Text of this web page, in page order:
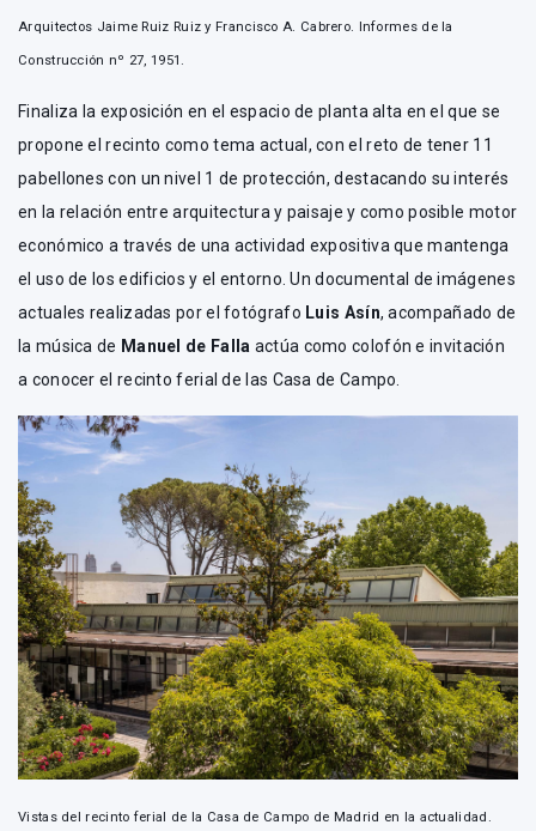
Arquitectos Jaime Ruiz Ruiz y Francisco A. Cabrero. Informes de la
Construcción nº 27, 1951.
Finaliza la exposición en el espacio de planta alta en el que se
propone el recinto como tema actual, con el reto de tener 11
pabellones con un nivel 1 de protección, destacando su interés
en la relación entre arquitectura y paisaje y como posible motor
económico a través de una actividad expositiva que mantenga
el uso de los edificios y el entorno. Un documental de imágenes
actuales realizadas por el fotógrafo Luis Asín, acompañado de
la música de Manuel de Falla actúa como colofón e invitación
a conocer el recinto ferial de las Casa de Campo.
Vistas del recinto ferial de la Casa de Campo de Madrid en la actualidad.